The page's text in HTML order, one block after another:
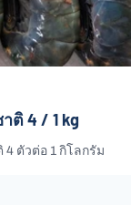
ติ 4 / 1 kg
4 ตัวต่อ 1 กิโลกรัม